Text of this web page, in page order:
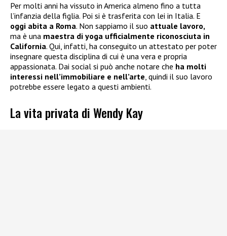
Per molti anni ha vissuto in America almeno fino a tutta
l’infanzia della figlia. Poi si è trasferita con lei in Italia. E
oggi abita a Roma. Non sappiamo il suo attuale lavoro,
ma è una maestra di yoga ufficialmente riconosciuta in
California. Qui, infatti, ha conseguito un attestato per poter
insegnare questa disciplina di cui è una vera e propria
appassionata. Dai social si può anche notare che ha molti
interessi nell’immobiliare e nell’arte, quindi il suo lavoro
potrebbe essere legato a questi ambienti.
La vita privata di Wendy Kay